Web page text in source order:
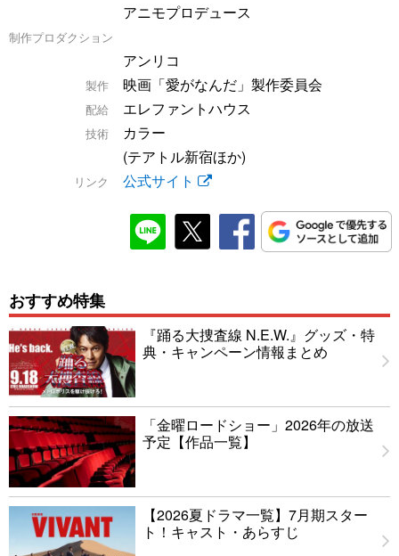
アニモプロデュース
制作プロダクション
アンリコ
製作 映画「愛がなんだ」製作委員会
配給 エレファントハウス
技術
カラー
(テアトル新宿ほか)
リンク 公式サイト
おすすめ特集
『踊る大捜査線 N.E.W.』グッズ・特
典・キャンペーン情報まとめ
「金曜ロードショー」2026年の放送
予定【作品一覧】
【2026夏ドラマ一覧】7月期スター
ト！キャスト・あらすじ